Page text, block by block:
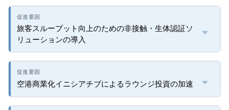
旅客スループット向上のための非接触・生体認証ソ
リューションの導入
空港商業化イニシアチブによるラウンジ投資の加速